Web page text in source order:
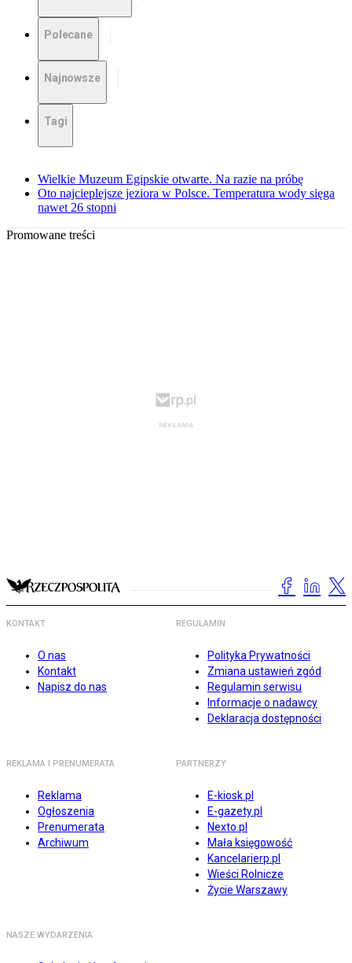
Polecane
Najnowsze
Tagi
Wielkie Muzeum Egipskie otwarte. Na razie na próbę
Oto najcieplejsze jeziora w Polsce. Temperatura wody sięga
nawet 26 stopni
Promowane treści
KONTAKT
O nas
Kontakt
Napisz do nas
REGULAMIN
Polityka Prywatności
Zmiana ustawień zgód
Regulamin serwisu
Informacje o nadawcy
Deklaracja dostępności
REKLAMA I PRENUMERATA
Reklama
Ogłoszenia
Prenumerata
Archiwum
PARTNERZY
E-kiosk.pl
E-gazety.pl
Nexto.pl
Mała księgowość
Kancelarierp.pl
Wieści Rolnicze
Życie Warszawy
NASZE WYDARZENIA